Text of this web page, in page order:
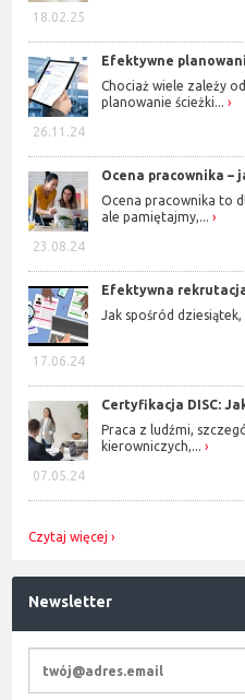
18.02.25
26.11.24
Efektywne
Chociaż wiele zależy
planowanie ścieżki...
23.08.24
Ocena pracownika –
Ocena pracownika to
ale pamiętajmy,...
17.06.24
Efektywna
Jak spośród
07.05.24
Certyfikacja DISC:
Praca z ludźmi,
kierowniczych,...
Czytaj więcej
Newsletter